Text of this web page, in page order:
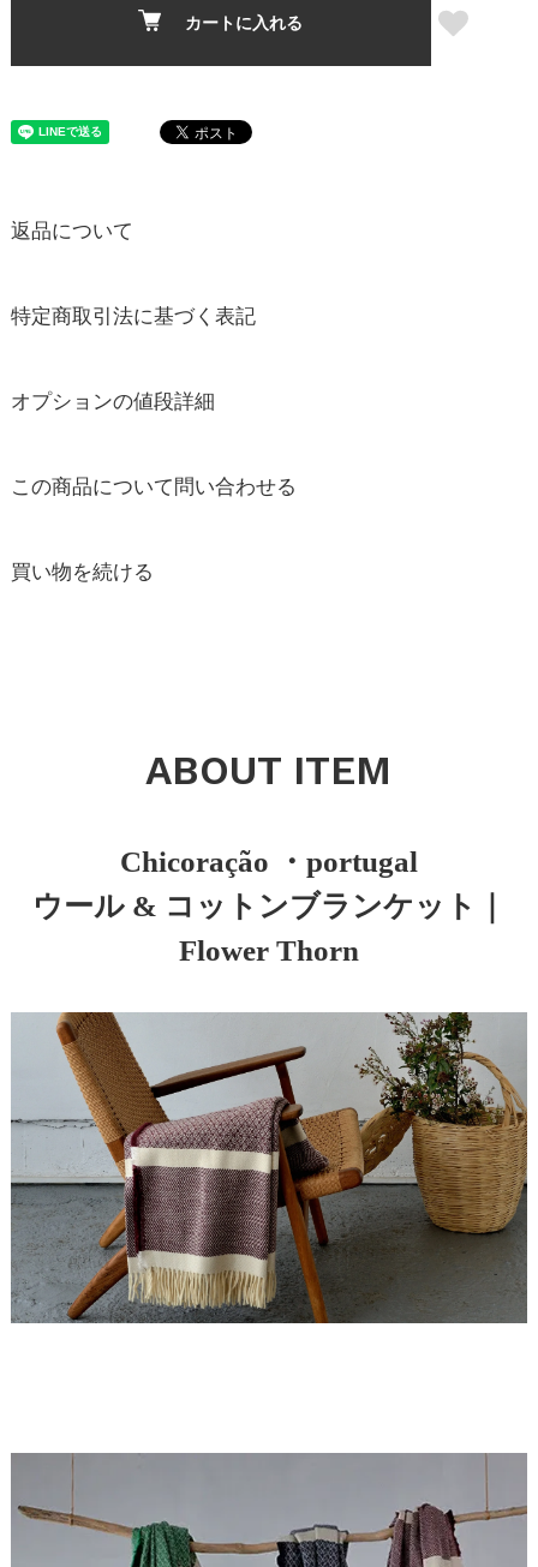
カートに入れる
返品について
特定商取引法に基づく表記
オプションの値段詳細
この商品について問い合わせる
買い物を続ける
ABOUT ITEM
Chicoração ・portugal
ウール & コットンブランケット｜
Flower Thorn